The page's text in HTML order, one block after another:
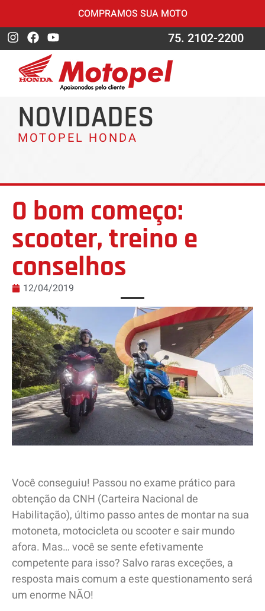
COMPRAMOS SUA MOTO
75. 2102-2200
NOVIDADES
MOTOPEL HONDA
O bom começo:
scooter, treino e
conselhos
12/04/2019
Você conseguiu! Passou no exame prático para
obtenção da CNH (Carteira Nacional de
Habilitação), último passo antes de montar na sua
motoneta, motocicleta ou scooter e sair mundo
afora. Mas… você se sente efetivamente
competente para isso? Salvo raras exceções, a
resposta mais comum a este questionamento será
um enorme NÃO!